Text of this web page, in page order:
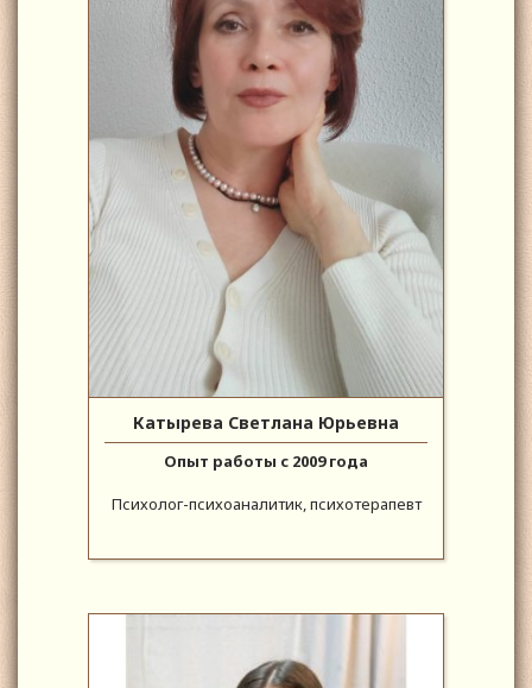
Катырева Светлана Юрьевна
Опыт работы с 2009 года
Психолог-психоаналитик, психотерапевт